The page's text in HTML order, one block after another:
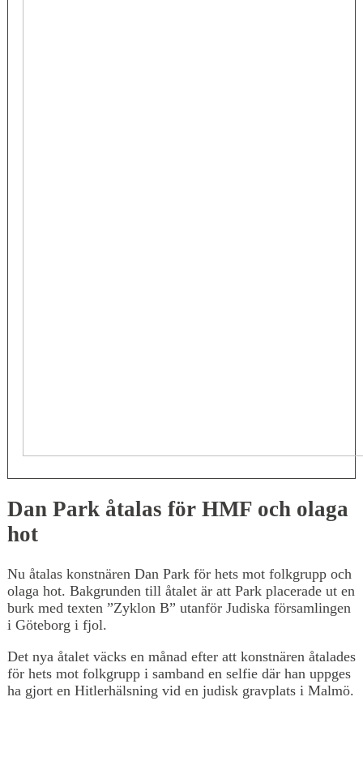
Dan Park åtalas för HMF och olaga
hot
Nu åtalas konstnären Dan Park för hets mot folkgrupp och
olaga hot. Bakgrunden till åtalet är att Park placerade ut en
burk med texten ”Zyklon B” utanför Judiska församlingen
i Göteborg i fjol.
Det nya åtalet väcks en månad efter att konstnären åtalades
för hets mot folkgrupp i samband en selfie där han uppges
ha gjort en Hitlerhälsning vid en judisk gravplats i Malmö.